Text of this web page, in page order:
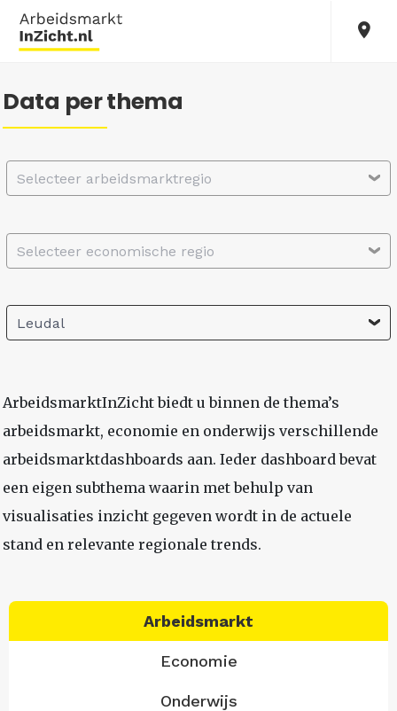
Data per thema
Selecteer arbeidsmarktregio
Selecteer economische regio
Leudal
ArbeidsmarktInZicht biedt u binnen de thema’s
arbeidsmarkt, economie en onderwijs verschillende
arbeidsmarktdashboards aan. Ieder dashboard bevat
een eigen subthema waarin met behulp van
visualisaties inzicht gegeven wordt in de actuele
stand en relevante regionale trends.
Arbeidsmarkt
Economie
Onderwijs